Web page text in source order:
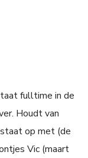
fulltime in de
Houdt van
op met (de
Vic (maart